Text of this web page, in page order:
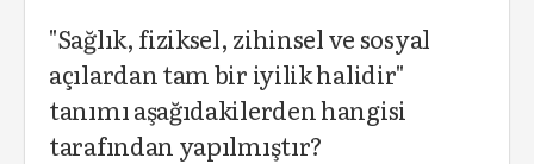
"Sağlık, fiziksel, zihinsel ve sosyal
açılardan tam bir iyilik halidir"
tanımı aşağıdakilerden hangisi
tarafından yapılmıştır?